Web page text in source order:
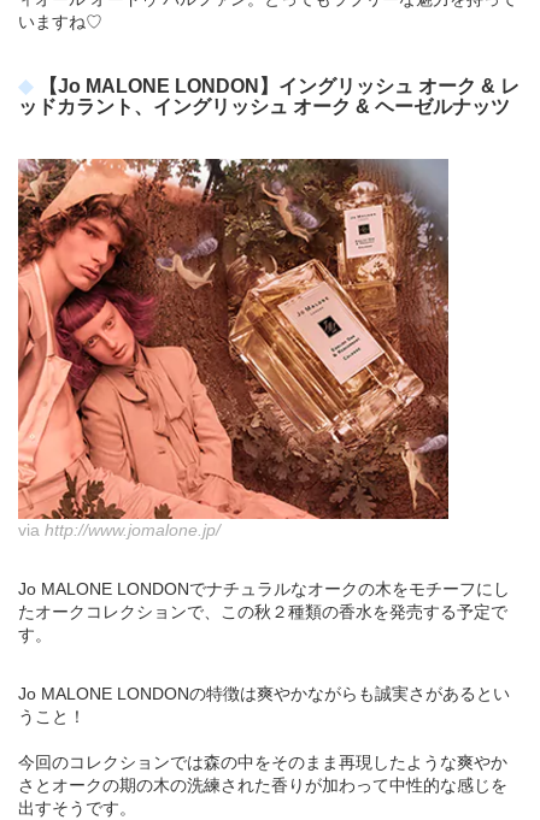
いますね♡
【Jo MALONE LONDON】イングリッシュ オーク & レ
ッドカラント、イングリッシュ オーク & ヘーゼルナッツ
via http://www.jomalone.jp/
Jo MALONE LONDONでナチュラルなオークの木をモチーフにし
たオークコレクションで、この秋２種類の香水を発売する予定で
す。
Jo MALONE LONDONの特徴は爽やかながらも誠実さがあるとい
うこと！
今回のコレクションでは森の中をそのまま再現したような爽やか
さとオークの期の木の洗練された香りが加わって中性的な感じを
出すそうです。